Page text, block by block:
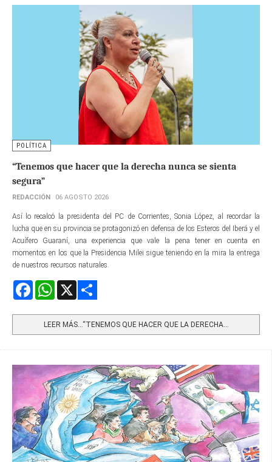
POLÍTICA
“Tenemos que hacer que la derecha nunca se sienta
segura”
REDACCIÓN 06 AGOSTO 2026
Así lo recalcó la presidenta del PC de Corrientes, Sonia López, al recordar la
lucha que en su provincia se protagonizó en defensa de los Esteros del Iberá y el
Acuífero Guaraní, una experiencia que vale la pena tener en cuenta en
momentos en los que la Presidencia Milei sigue teniendo en la mira la entrega
de nuestros recursos naturales.
FacebookWhatsApp
LEER MÁS…“TENEMOS QUE HACER QUE LA DERECHA...